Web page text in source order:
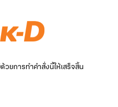
ยการทำคำสั่งนี้ให้เสร็จสิ้น